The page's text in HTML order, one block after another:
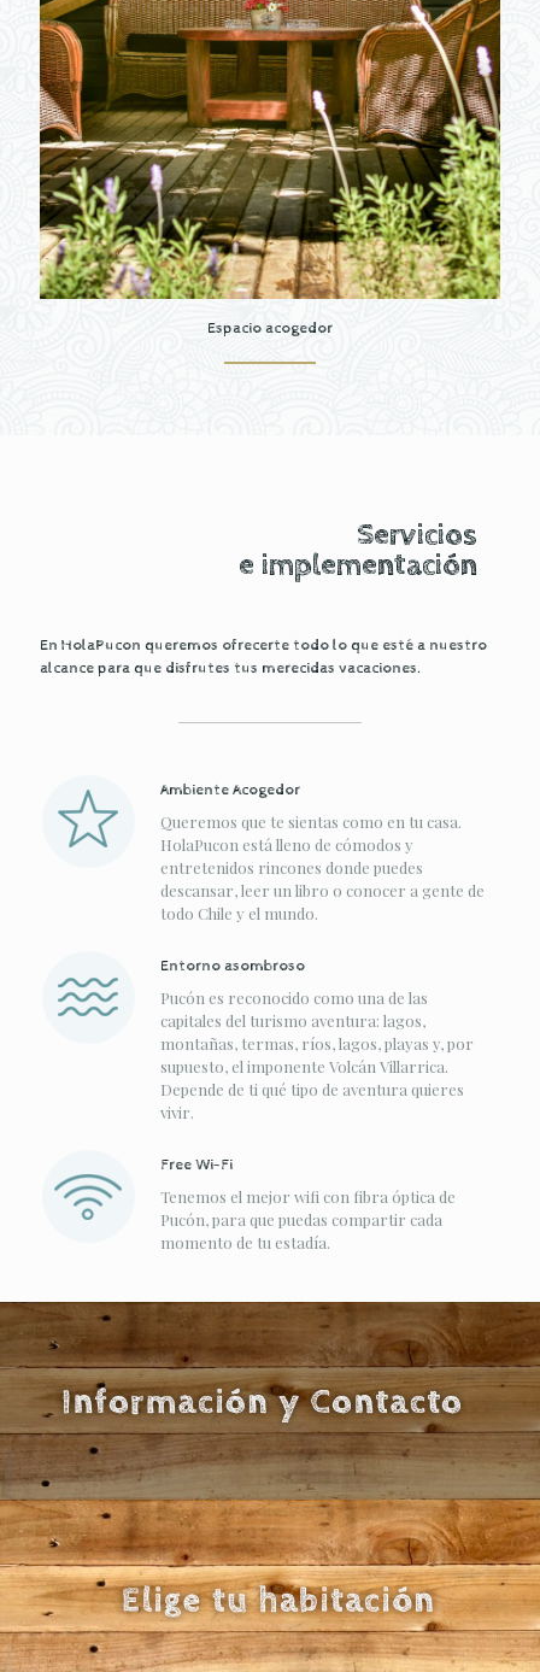
Espacio acogedor
Servicios
e implementación
En HolaPucon queremos ofrecerte todo lo que esté a nuestro
alcance para que disfrutes tus merecidas vacaciones.
Ambiente Acogedor
Queremos que te sientas como en tu casa.
HolaPucon está lleno de cómodos y
entretenidos rincones donde puedes
descansar, leer un libro o conocer a gente de
todo Chile y el mundo.
Entorno asombroso
Pucón es reconocido como una de las
capitales del turismo aventura: lagos,
montañas, termas, ríos, lagos, playas y, por
supuesto, el imponente Volcán Villarrica.
Depende de ti qué tipo de aventura quieres
vivir.
Free Wi-Fi
Tenemos el mejor wifi con fibra óptica de
Pucón, para que puedas compartir cada
momento de tu estadía.